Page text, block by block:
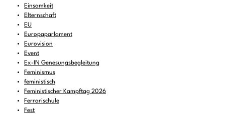
Einsamkeit
Elternschaft
EU
Europaparlament
Eurovision
Event
Ex-IN Genesungsbegleitung
Feminismus
feministisch
Feministischer Kampftag 2026
Ferrarischule
Fest